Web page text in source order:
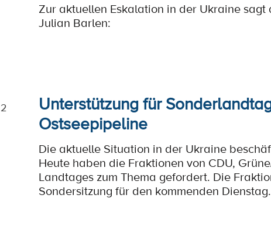
Zur aktuellen Eskalation in der Ukraine
Julian Barlen:
Unterstützung für
Ostseepipeline
Die aktuelle Situation in der Ukraine
Heute haben die Fraktionen von CDU,
Landtages zum Thema gefordert. Die
Sondersitzung für den kommenden